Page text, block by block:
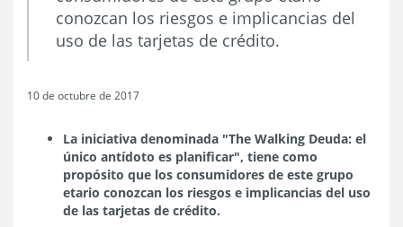
conozcan los riesgos e implicancias del
uso de las tarjetas de crédito.
10 de octubre de 2017
La iniciativa denominada "The Walking Deuda: el
único antídoto es planificar", tiene como
propósito que los consumidores de este grupo
etario conozcan los riesgos e implicancias del uso
de las tarjetas de crédito.